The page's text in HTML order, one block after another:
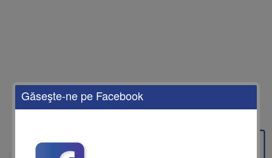
Găseşte-ne pe Facebook